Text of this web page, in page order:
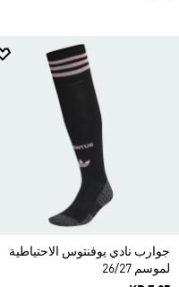
جوارب نادي يوفنتوس الاحتياطية
لموسم 26/27